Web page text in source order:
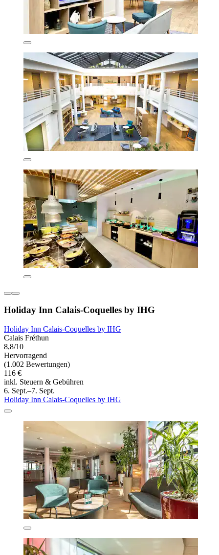
Holiday Inn Calais-Coquelles by IHG
Holiday Inn Calais-Coquelles by IHG
Calais Fréthun
8,8/10
Hervorragend
(1.002 Bewertungen)
116 €
inkl. Steuern & Gebühren
6. Sept.–7. Sept.
Holiday Inn Calais-Coquelles by IHG